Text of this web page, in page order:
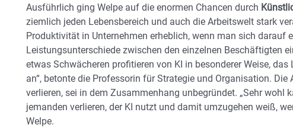
Ausführlich ging Welpe auf die enormen Chancen durch
ziemlich jeden Lebensbereich und auch die Arbeitswelt stark
Produktivität in Unternehmen erheblich, wenn man sich darauf
Leistungsunterschiede zwischen den einzelnen Beschäftigten
etwas Schwächeren profitieren von KI in besonderer Weise,
an“, betonte die Professorin für Strategie und Organisation. Die
verlieren, sei in dem Zusammenhang unbegründet. „Sehr wohl
jemanden verlieren, der KI nutzt und damit umzugehen weiß,
Welpe.